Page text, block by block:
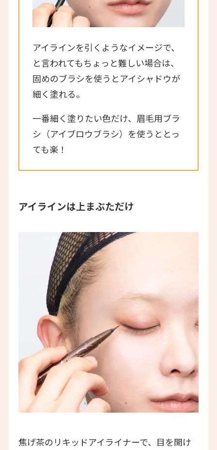
アイラインを引くようなイメージで、
と言われてもちょっと難しい場合は、
固めのブラシを使うとアイシャドウが
細く塗れる。
一番細く塗りたい色だけ、眉毛用ブラ
シ（アイブロウブラシ）を使うととっ
ても楽！
アイラインは上まぶただけ
焦げ茶のリキッドアイライナーで、目を開け